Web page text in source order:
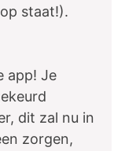
staat!).
app! Je
dit zal nu in
zorgen,